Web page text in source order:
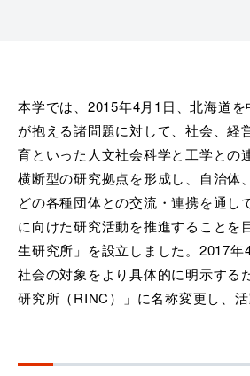
本学では、2015年4月1日、北海道
が抱える諸問題に対して、社会、経
育といった人文社会科学と工学との
横断型の研究拠点を形成し、自治体
どの各種団体との交流・連携を通し
に向けた研究活動を推進することを
生研究所」を設立しました。2017年
社会の対象をより具体的に明示する
研究所（RINC）」に名称変更し、活